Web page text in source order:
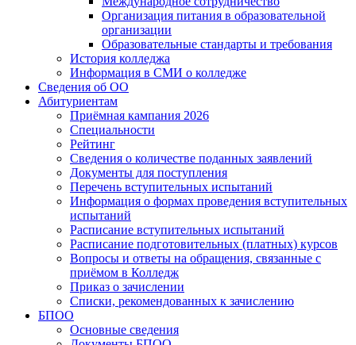
Организация питания в образовательной
организации
Образовательные стандарты и требования
История колледжа
Информация в СМИ о колледже
Сведения об ОО
Абитуриентам
Приёмная кампания 2026
Специальности
Рейтинг
Сведения о количестве поданных заявлений
Документы для поступления
Перечень вступительных испытаний
Информация о формах проведения вступительных
испытаний
Расписание вступительных испытаний
Расписание подготовительных (платных) курсов
Вопросы и ответы на обращения, связанные с
приёмом в Колледж
Приказ о зачислении
Списки, рекомендованных к зачислению
БПОО
Основные сведения